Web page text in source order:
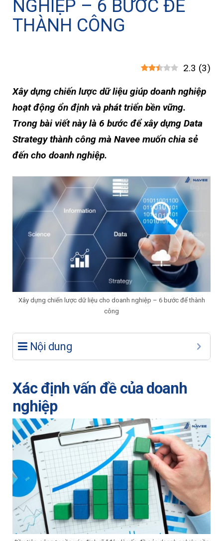
NGHIỆP – 6 BƯỚC ĐỂ
THÀNH CÔNG
2.3 (3)
Xây dựng chiến lược dữ liệu giúp doanh nghiệp
hoạt động ổn định và phát triển bền vững.
Trong bài viết này là 6 bước để xây dựng Data
Strategy thành công mà Navee muốn chia sẻ
đến cho doanh nghiệp.
Xây dựng chiến lược dữ liệu cho doanh nghiệp – 6 bước để thành
công
Nội dung
Xác định vấn đề của doanh
nghiệp